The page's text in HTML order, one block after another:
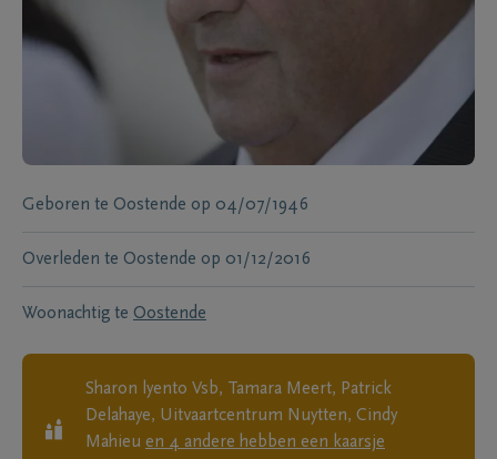
Geboren te Oostende op 04/07/1946
Overleden te Oostende op 01/12/2016
Woonachtig te Oostende
Sharon lyento Vsb, Tamara Meert, Patrick
Delahaye, Uitvaartcentrum Nuytten, Cindy
Mahieu en 4 andere hebben een kaarsje